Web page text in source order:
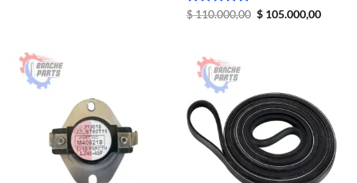
Valorado
$110.000,00 El
precio
$105.000,00El